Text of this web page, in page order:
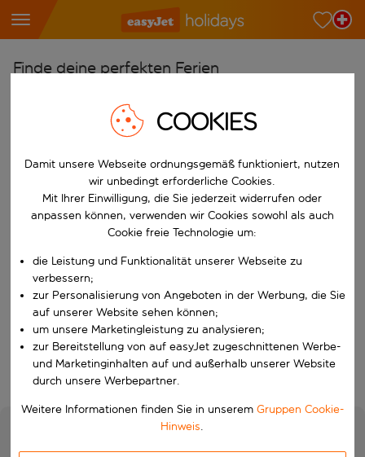
Finde deine perfekten Ferien
Wähle deine Flughäfen
Beginne mit der Eingabe für die automatische
Reiseziele finden
Nach
W&auml;hle ein Ab- und R&uuml;ckflugdatum aus.
Wähle deine Reisedaten
Wann
Wer
Suchen
COOKIES
Damit unsere Webseite ordnungsgemäß funktioniert, nutzen
wir unbedingt erforderliche Cookies.
Mit Ihrer Einwilligung, die Sie jederzeit widerrufen oder
anpassen können, verwenden wir Cookies sowohl als auch
Cookie freie Technologie um:
die Leistung und Funktionalität unserer Webseite zu
verbessern;
zur Personalisierung von Angeboten in der Werbung, die Sie
auf unserer Website sehen können;
um unsere Marketingleistung zu analysieren;
zur Bereitstellung von auf easyJet zugeschnittenen Werbe-
und Marketinginhalten auf und außerhalb unserer Website
durch unsere Werbepartner.
Weitere Informationen finden Sie in unserem Gruppen Cookie-
Hinweis.